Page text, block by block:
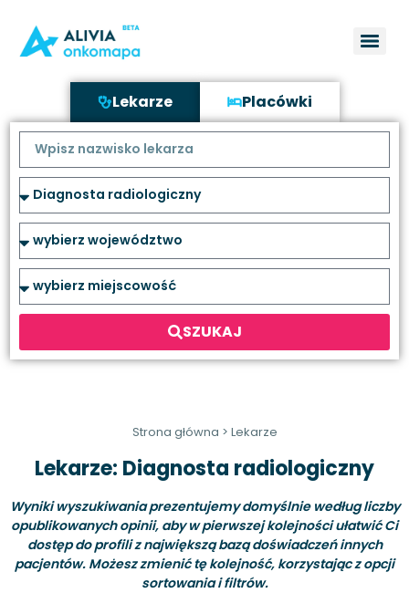
Lekarze Placówki
SZUKAJ
Strona główna > Lekarze
Lekarze: Diagnosta radiologiczny
Wyniki wyszukiwania prezentujemy domyślnie według liczby
opublikowanych opinii, aby w pierwszej kolejności ułatwić Ci
dostęp do profili z największą bazą doświadczeń innych
pacjentów. Możesz zmienić tę kolejność, korzystając z opcji
sortowania i filtrów.